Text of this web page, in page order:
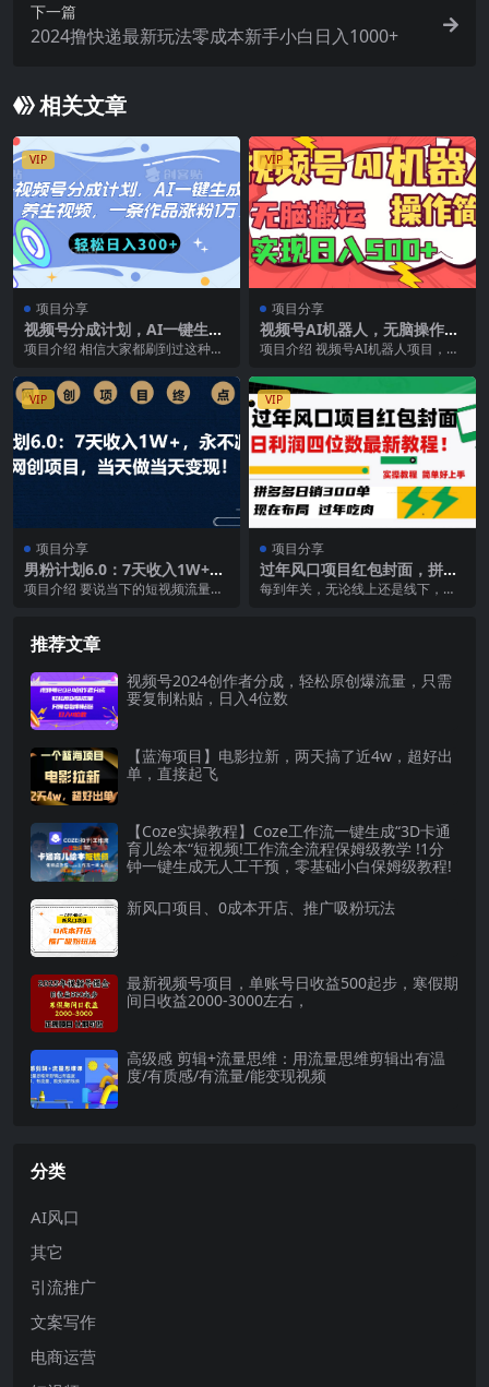
下一篇
2024撸快递最新玩法零成本新手小白日入1000+
相关文章
VIP
项目分享
视频号分成计划，AI一键生成
养生视频，一条作品涨粉1
项目介绍 相信大家都刷到过这种养
家的健康意识日益增...
VIP
项目分享
视频号AI机器人，无脑操作操
作简单轻松实现日入500+
项目介绍 视频号AI机器人项目，中
月入过万中老年这...
VIP
项目分享
男粉计划6.0：7天收入1W+，
永不凋谢的网创项目，当天做
项目介绍 要说当下的短视频流量哪
VIP
项目分享
过年风口项目红包封面，拼多
多日销300单日利润四位数最
每到年关，无论线上还是线下，一
推荐文章
视频号2024创作者分成，轻松原创爆流量，只需
要复制粘贴，日入4位数
【蓝海项目】电影拉新，两天搞了近4w，超好出
单，直接起飞
【Coze实操教程】Coze工作流一键生成“3D卡通
育儿绘本“短视频!工作流全流程保姆级教学 !1分
钟一键生成无人工干预，零基础小白保姆级教程!
新风口项目、0成本开店、推广吸粉玩法
最新视频号项目，单账号日收益500起步，寒假期
间日收益2000-3000左右，
高级感 剪辑+流量思维：用流量思维剪辑出有温
度/有质感/有流量/能变现视频
分类
AI风口
其它
引流推广
文案写作
电商运营